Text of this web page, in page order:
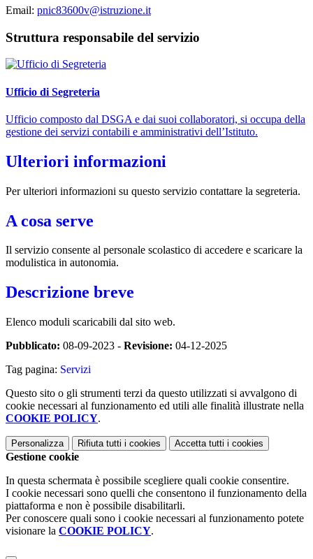
Email: pnic83600v@istruzione.it
Struttura responsabile del servizio
Ufficio di Segreteria
Ufficio composto dal DSGA e dai suoi collaboratori, si occupa della
gestione dei servizi contabili e amministrativi dell’Istituto.
Ulteriori informazioni
Per ulteriori informazioni su questo servizio contattare la segreteria.
A cosa serve
Il servizio consente al personale scolastico di accedere e scaricare la
modulistica in autonomia.
Descrizione breve
Elenco moduli scaricabili dal sito web.
Pubblicato: 08-09-2023 - Revisione: 04-12-2025
Tag pagina: Servizi
Questo sito o gli strumenti terzi da questo utilizzati si avvalgono di
cookie necessari al funzionamento ed utili alle finalità illustrate nella
COOKIE POLICY.
Personalizza Rifiuta tutti i cookies Accetta tutti i cookies
Gestione cookie
In questa schermata è possibile scegliere quali cookie consentire.
I cookie necessari sono quelli che consentono il funzionamento della
piattaforma e non è possibile disabilitarli.
Per conoscere quali sono i cookie necessari al funzionamento potete
visionare la COOKIE POLICY.